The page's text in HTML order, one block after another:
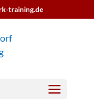
training.de